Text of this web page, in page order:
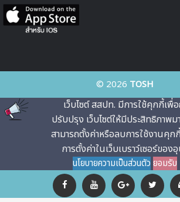
© 2026 TOSH
เว็บไซต์ สสปท. มีการใช้คุกกี้เ
ปรับปรุง เว็บไซต์ให้มีประสิทธิภาพ
สามารถตั้งค่าหรือลบการใช้งานคุก
การตั้งค่าในเว็บเบราว์เซอร์ขอ
นโยบายความเป็นส่วนตัว ยอมรับ